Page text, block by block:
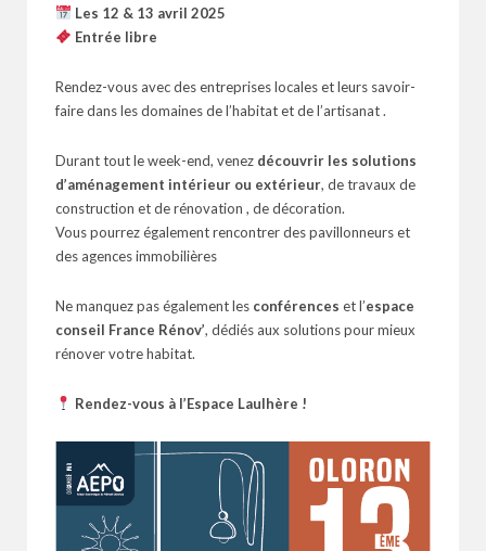
Les 12 & 13 avril 2025
Entrée libre
Rendez-vous avec des entreprises locales et leurs savoir-
faire dans les domaines de l’habitat et de l’artisanat .
Durant tout le week-end, venez découvrir les solutions
d’aménagement intérieur ou extérieur, de travaux de
construction et de rénovation , de décoration.
Vous pourrez également rencontrer des pavillonneurs et
des agences immobilières
Ne manquez pas également les conférences et l’espace
conseil France Rénov’, dédiés aux solutions pour mieux
rénover votre habitat.
Rendez-vous à l’Espace Laulhère !